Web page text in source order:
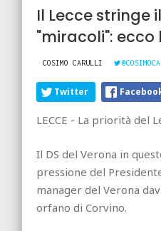
Il Lecce stringe
"miracoli":
COSIMO CARULLI
Twitter
LECCE - La priorità del
Il DS del Verona in
pressione del
manager del Verona
orfano di Corvino.